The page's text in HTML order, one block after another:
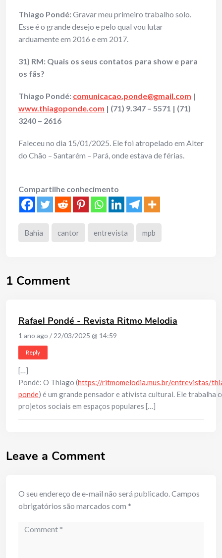
Thiago Pondé:Gravar meu primeiro trabalho solo.
Esse é o grande desejo e pelo qual vou lutar
arduamente em 2016 e em 2017.
31) RM: Quais os seus contatos para show e para
os fãs?
Thiago Pondé: comunicacao.ponde@gmail.com |
www.thiagoponde.com | (71) 9.347 – 5571 | (71)
3240 – 2616
Faleceu no dia 15/01/2025. Ele foi atropelado em Alter
do Chão – Santarém – Pará, onde estava de férias.
Compartilhe conhecimento
Bahia cantor entrevista mpb
1 Comment
Rafael Pondé - Revista Ritmo Melodia
1 ano ago / 22/03/2025 @ 14:59
Reply
[…]
Pondé: O Thiago (https://ritmomelodia.mus.br/entrevistas/
ponde) é um grande pensador e ativista cultural. Ele trabalha
projetos sociais em espaços populares […]
Leave a Comment
O seu endereço de e-mail não será publicado.Campos
obrigatórios são marcados com *
Comment